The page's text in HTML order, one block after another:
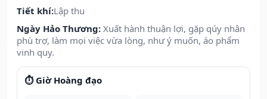
Tiết khí:Lập thu
Ngày Hảo Thương: Xuất hành thuận lợi, gặp qúy nhân
phù trợ, làm mọi việc vừa lòng, như ý muốn, áo phẩm
vinh quy.
⏱️ Giờ Hoàng đạo